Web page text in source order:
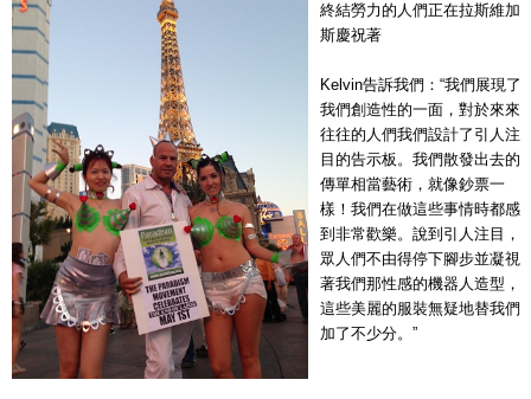
終結勞力的人們正在拉斯維加
斯慶祝著
Kelvin告訴我們：“我們展現了
我們創造性的一面，對於來來
往往的人們我們設計了引人注
目的告示板。我們散發出去的
傳單相當藝術，就像鈔票一
樣！我們在做這些事情時都感
到非常歡樂。說到引人注目，
眾人們不由得停下腳步並凝視
著我們那性感的機器人造型，
這些美麗的服裝無疑地替我們
加了不少分。”